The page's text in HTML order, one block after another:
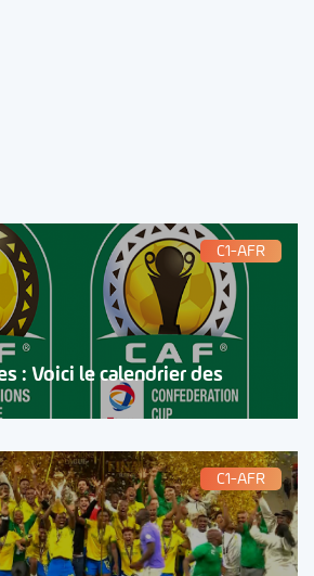
C1-AFR
: Voici le calendrier des
C1-AFR